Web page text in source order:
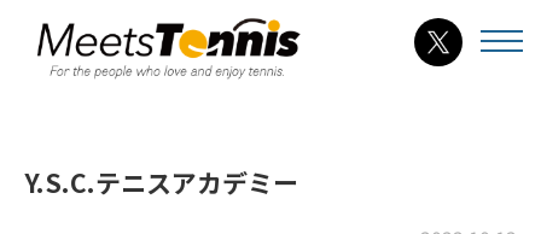
Y.S.C.テニスアカデミー